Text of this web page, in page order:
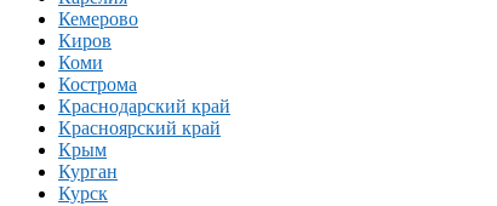
Кемерово
Киров
Коми
Кострома
Краснодарский край
Красноярский край
Крым
Курган
Курск